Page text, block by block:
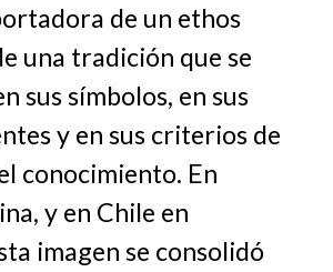
de un ethos
una tradición que se
sus símbolos, en sus
y en sus criterios de
conocimiento. En
y en Chile en
imagen se consolidó